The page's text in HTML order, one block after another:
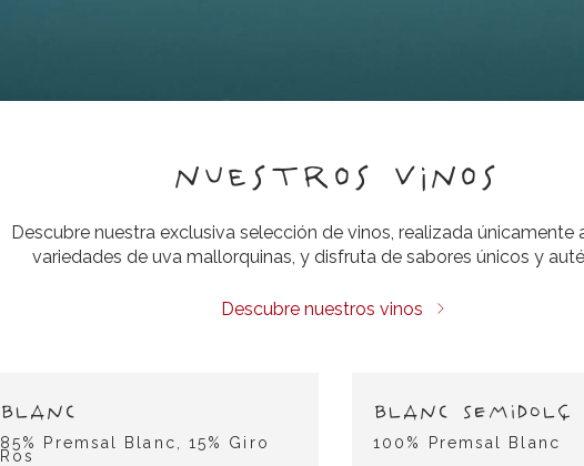
nuestros vinos
Descubre nuestra exclusiva selección de vinos, realizada únicamente
variedades de uva mallorquinas, y disfruta de sabores únicos y
Descubre nuestros vinos
85% Premsal Blanc, 15% Giro
Ros
BLANC
100% Premsal Blanc
BLANC SEMIDOLÇ